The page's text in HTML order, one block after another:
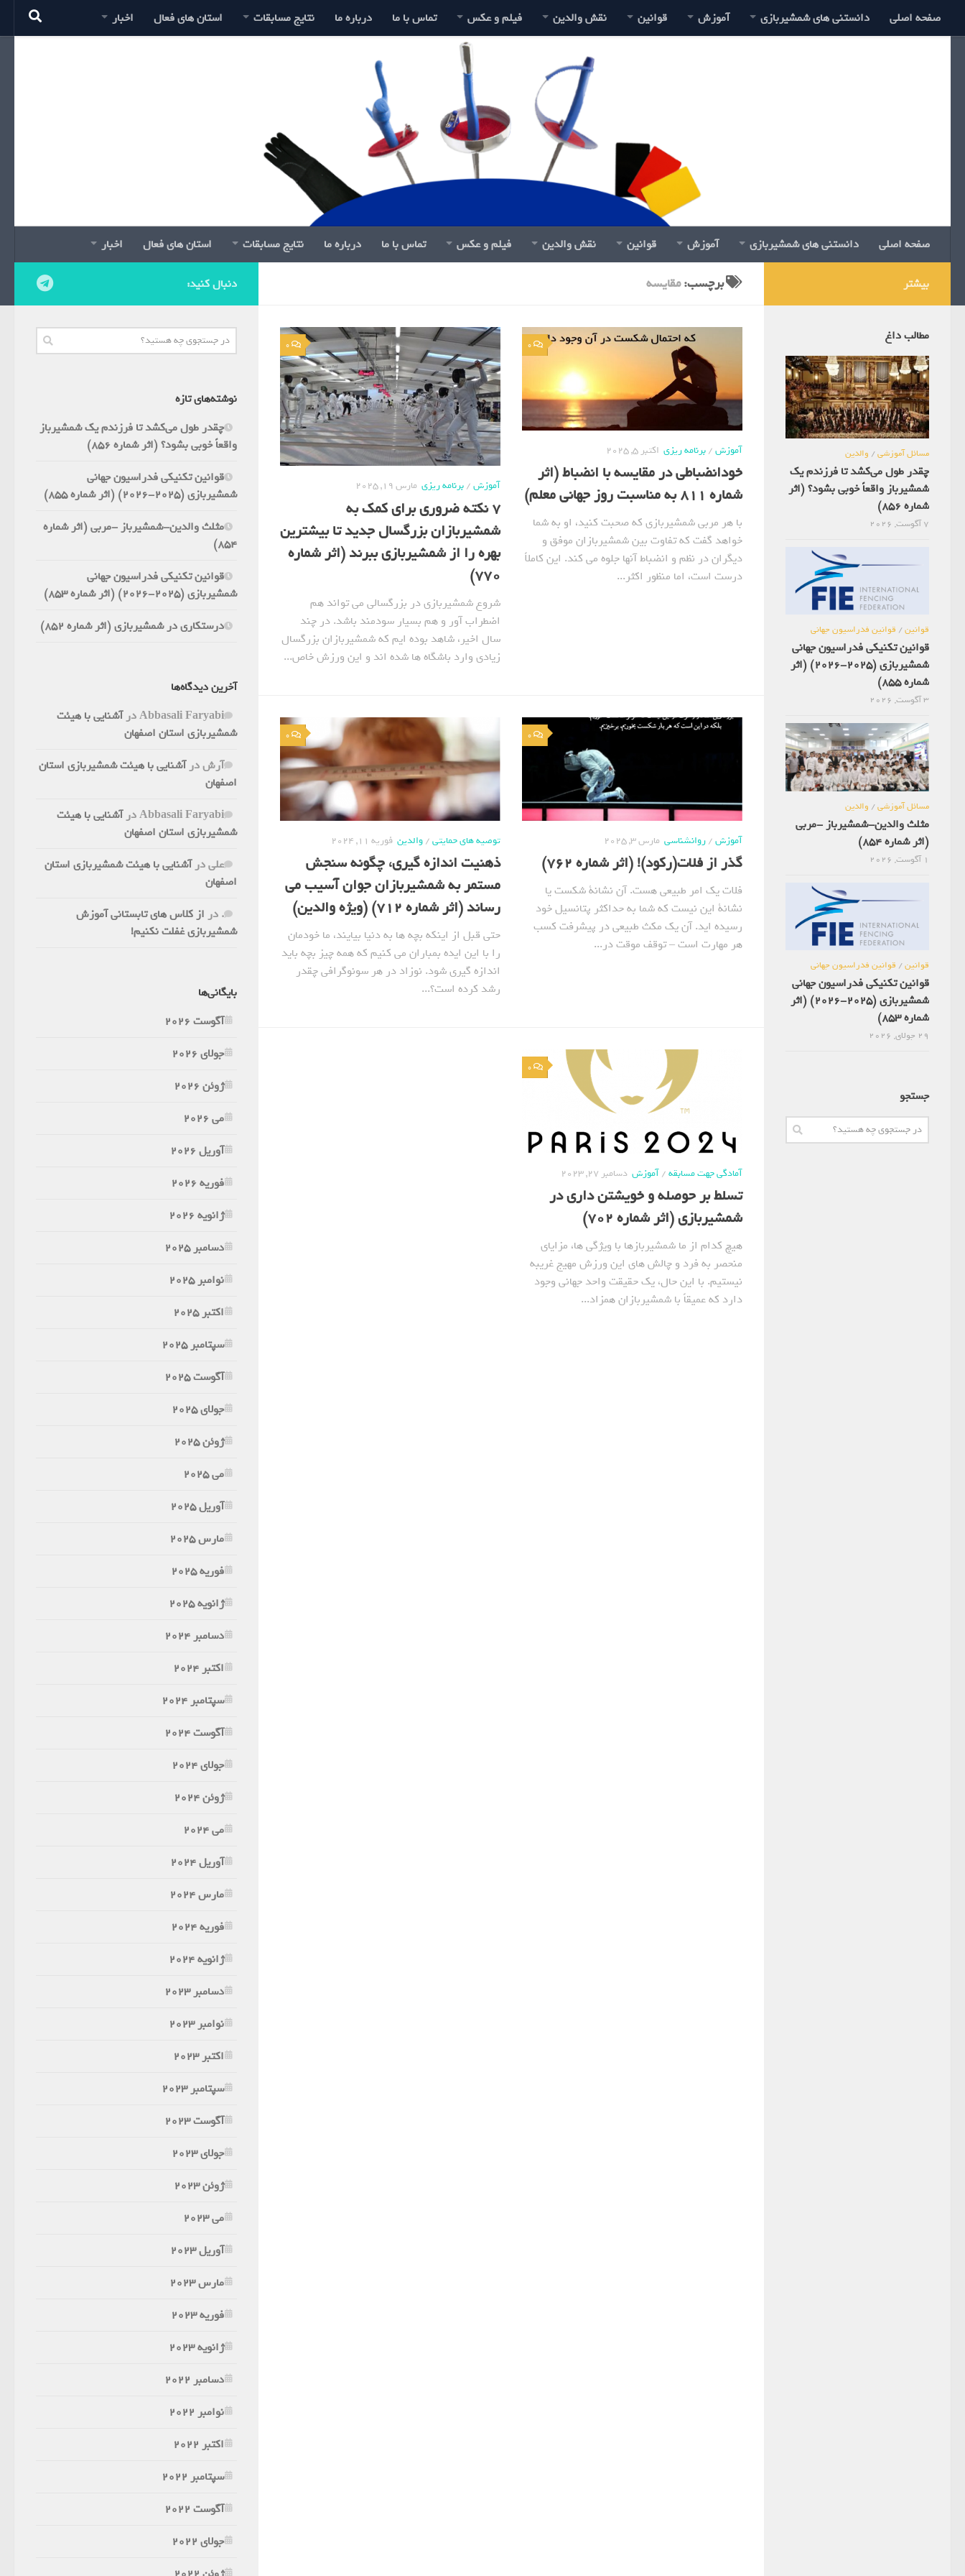
صفحه اصلی دانستنی های شمشیربازی آموزش قوانین نقش والدین فیلم و عکس تماس با ما درباره ما نتایج مسابقات استان های فعال اخبار
صفحه اصلی دانستنی های شمشیربازی آموزش قوانین نقش والدین فیلم و عکس تماس با ما درباره ما نتایج مسابقات استان های فعال اخبار
برچسب:مقایسه
0
آموزش/برنامه ریزی اکتبر 5, 2025
خودانضباطی در مقایسه با انضباط (اثر
شماره 811 به مناسبت روز جهانی معلم)
با هر مربی شمشیربازی که صحبت کنید، او به شما
خواهد گفت که تفاوت بین شمشیربازان موفق و
دیگران در نظم و انضباط آنها جلوه می کند. این کاملاً
درست است، اما منظور اکثر...
0
آموزش/برنامه ریزی مارس 19, 2025
7 نکته ضروری برای کمک به
شمشیربازان بزرگسال جدید تا بیشترین
بهره را از شمشیربازی ببرند (اثر شماره
770)
شروع شمشیربازی در بزرگسالی می تواند هم
اضطراب آور و هم بسیار سودمند باشد. در چند
سال اخیر، شاهد بوده ایم که شمشیربازان بزرگسال
زیادی وارد باشگاه ها شده اند و این ورزش خاص...
0
آموزش/روانشناسی مارس 3, 2025
گذر از فلات(رکود)! (اثر شماره 762)
فلات یک امر طبیعی هست. آن نشانة شکست یا
نشانة این نیست که شما به حداکثر پتانسیل خود
رسیده اید. آن یک مکث طبیعی در پیشرفت کسب
هر مهارت است – توقف موقت در...
0
توصیه های حمایتی/والدین فوریه 11, 2024
ذهنیت اندازه گیری، چگونه سنجش
مستمر به شمشیربازان جوان آسیب می
رساند (اثر شماره 712) (ویژه والدین)
حتی قبل از اینکه بچه ها به دنیا بیایند، ما خودمان
را با این ایده بمباران می کنیم که همه چیز بچه باید
اندازه گیری شود. نوزاد در هر سونوگرافی چقدر
رشد کرده است؟...
0
آمادگی جهت مسابقه/آموزش دسامبر 27, 2023
تسلط بر حوصله و خویشتن داری در
شمشیربازی (اثر شماره 702)
هیچ کدام از ما شمشیربازها با ویژگی ها، مزایای
منحصر به فرد و چالش های این ورزش مهیج غریبه
نیستیم. با این حال، یک حقیقت واحد جهانی وجود
دارد که عمیقاً با شمشیربازان همزاد...
دنبال کنید:
نوشته‌های تازه
چقدر طول می‌کشد تا فرزندم یک شمشیرباز
واقعاً خوبی بشود؟ (اثر شماره 856)
قوانین تکنیکی فدراسیون جهانی
شمشیربازی (2025-2026) (اثر شماره 855)
مثلث والدین-شمشیرباز -مربی (اثر شماره
854)
قوانین تکنیکی فدراسیون جهانی
شمشیربازی (2025-2026) (اثر شماره 853)
درستکاری در شمشیربازی (اثر شماره 852)
آخرین دیدگاه‌ها
Abbasali Faryabiدرآشنایی با هیئت
شمشیربازی استان اصفهان
آرشدرآشنایی با هیئت شمشیربازی استان
اصفهان
Abbasali Faryabiدرآشنایی با هیئت
شمشیربازی استان اصفهان
علیدرآشنایی با هیئت شمشیربازی استان
اصفهان
. در از کلاس های تابستانی آموزش
شمشیربازی غفلت نکنیم!
بایگانی‌ها
آگوست 2026
جولای 2026
ژوئن 2026
می 2026
آوریل 2026
فوریه 2026
ژانویه 2026
دسامبر 2025
نوامبر 2025
اکتبر 2025
سپتامبر 2025
آگوست 2025
جولای 2025
ژوئن 2025
می 2025
آوریل 2025
مارس 2025
فوریه 2025
ژانویه 2025
دسامبر 2024
اکتبر 2024
سپتامبر 2024
آگوست 2024
جولای 2024
ژوئن 2024
می 2024
آوریل 2024
مارس 2024
فوریه 2024
ژانویه 2024
دسامبر 2023
نوامبر 2023
اکتبر 2023
سپتامبر 2023
آگوست 2023
جولای 2023
ژوئن 2023
می 2023
آوریل 2023
مارس 2023
فوریه 2023
ژانویه 2023
دسامبر 2022
نوامبر 2022
اکتبر 2022
سپتامبر 2022
آگوست 2022
جولای 2022
بیشتر
مطالب داغ
مسائل آموزشی/ والدین
چقدر طول می‌کشد تا فرزندم یک
شمشیرباز واقعاً خوبی بشود؟ (اثر
شماره 856)
7 آگوست, 2026
قوانین/ قوانین فدراسیون جهانی
قوانین تکنیکی فدراسیون جهانی
شمشیربازی (2025-2026) (اثر
شماره 855)
3 آگوست, 2026
مسائل آموزشی/ والدین
مثلث والدین-شمشیرباز -مربی
(اثر شماره 854)
1 آگوست, 2026
قوانین/ قوانین فدراسیون جهانی
قوانین تکنیکی فدراسیون جهانی
شمشیربازی (2025-2026) (اثر
شماره 853)
29 جولای, 2026
جستجو